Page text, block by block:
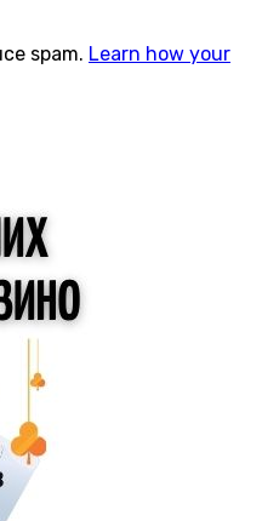
spam. Learn how your